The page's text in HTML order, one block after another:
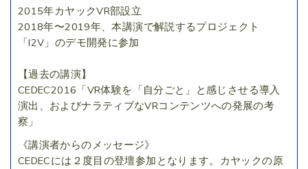
2015年カヤックVR部設立
2018年〜2019年、本講演で解説するプロジェクト
「I2V」のデモ開発に参加
【過去の講演】
CEDEC2016「VR体験を「自分ごと」と感じさせる導入
演出、およびナラティブなVRコンテンツへの発展の考
察」
《講演者からのメッセージ》
CEDECには２度目の登壇参加となります。カヤックの原